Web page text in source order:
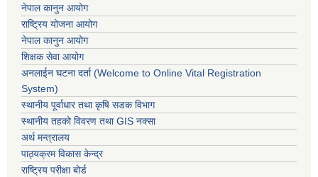
नेपाल कानुन आयोग
राष्ट्रिय योजना आयोग
नेपाल कानुन आयोग
शिक्षक सेवा आयोग
अनलाईन घटना दर्ता (Welcome to Online Vital Registration
System)
स्थानीय पूर्वाधार तथा कृषि सडक विभाग
स्थानीय तहको विवरण तथा GIS नक्सा
अर्थ मन्त्रालय
पाठ्यक्रम विकास केन्द्र
राष्ट्रिय परीक्षा बोर्ड